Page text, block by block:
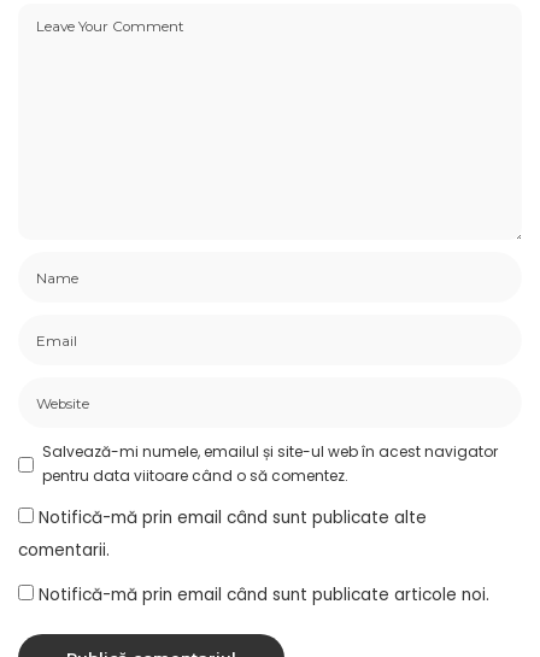
Salvează-mi numele, emailul și site-ul web în acest navigator
pentru data viitoare când o să comentez.
Notifică-mă prin email când sunt publicate alte
comentarii.
Notifică-mă prin email când sunt publicate articole noi.